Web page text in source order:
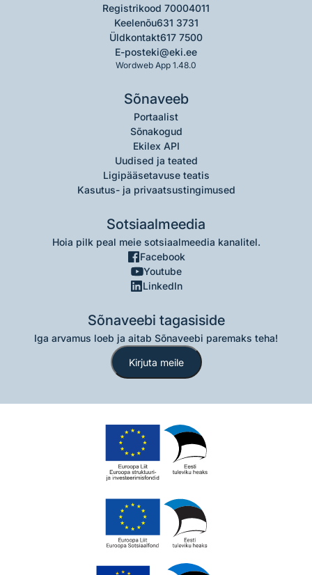
Registrikood 70004011
Keelenõu631 3731
Üldkontakt617 7500
E-posteki@eki.ee
Wordweb App 1.48.0
Sõnaveeb
Portaalist
Sõnakogud
Ekilex API
Uudised ja teated
Ligipääsetavuse teatis
Kasutus- ja privaatsustingimused
Sotsiaalmeedia
Hoia pilk peal meie sotsiaalmeedia kanalitel.
Facebook
Youtube
LinkedIn
Sõnaveebi tagasiside
Iga arvamus loeb ja aitab Sõnaveebi paremaks teha!
Kirjuta meile